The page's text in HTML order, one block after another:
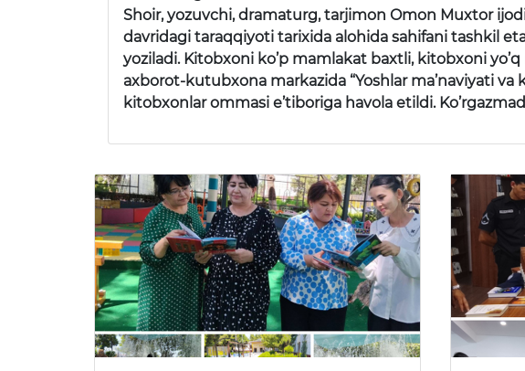
Shoir, yozuvchi, dramaturg, tarjimon Omon Muxtor
davridagi taraqqiyoti tarixida alohida sahifani tashkil
yoziladi. Kitobxoni ko’p mamlakat baxtli, kitobxoni
axborot-kutubxona markazida “Yoshlar ma’naviyati
kitobxonlar ommasi e’tiboriga havola etildi.